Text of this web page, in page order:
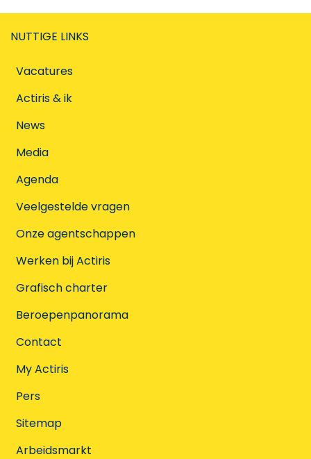
NUTTIGE LINKS
Vacatures
Actiris & ik
News
Media
Agenda
Veelgestelde vragen
Onze agentschappen
Werken bij Actiris
Grafisch charter
Beroepenpanorama
Contact
My Actiris
Pers
Sitemap
Arbeidsmarkt